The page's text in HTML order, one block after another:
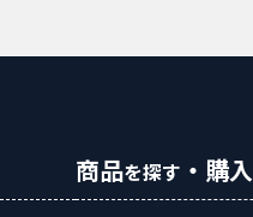
商品を探す ・購入